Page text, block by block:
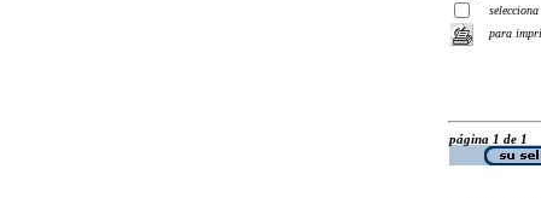
selecciona
para
página 1 de 1